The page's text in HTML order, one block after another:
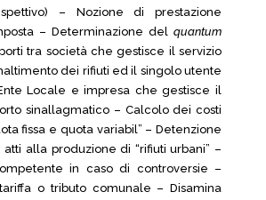
– Nozione di prestazione
– Determinazione del quantum
tra società che gestisce il servizio
dei rifiuti ed il singolo utente
Locale e impresa che gestisce il
sinallagmatico – Calcolo dei costi
fissa e quota variabil” – Detenzione
alla produzione di “rifiuti urbani” –
in caso di controversie –
o tributo comunale – Disamina